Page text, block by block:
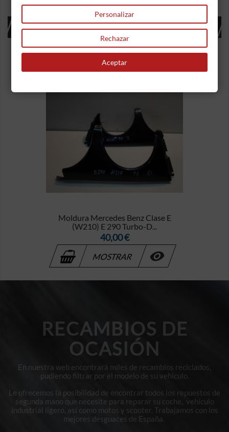
16 OTROS PRODUCTOS EN LA MISMA
CATEGORÍA:
Moldura Mercedes Benz Clase E
(W210) E 290 Turbo-D...
Precio
40,00 €
MOSTRAR 
RECAMBIOS DE
OCASIÓN
En nuestra web encontrará miles de recambios reciclados,
pudiendo filtrar por el modelo de su vehículo.
Le ofrecemos la posibilidad de encontrar todos los repuestos de
segunda mano que necesite para reparar su coche, vehículo
industrial ligero, así como motos y scooter. Trabajamos con los
mejores desguaces de España.
Personalizar
Rechazar
Aceptar